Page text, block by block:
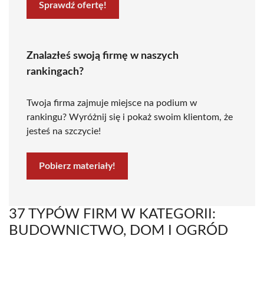
Sprawdź ofertę!
Znalazłeś swoją firmę w naszych
rankingach?
Twoja firma zajmuje miejsce na podium w
rankingu? Wyróżnij się i pokaż swoim klientom, że
jesteś na szczycie!
Pobierz materiały!
37 TYPÓW FIRM W KATEGORII:
BUDOWNICTWO, DOM I OGRÓD